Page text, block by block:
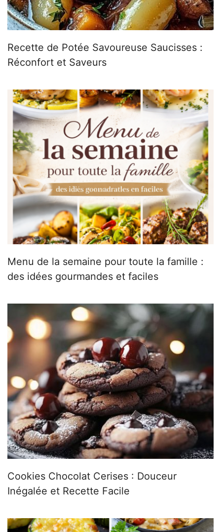
Recette de Potée Savoureuse Saucisses :
Réconfort et Saveurs
Menu de la semaine pour toute la famille :
des idées gourmandes et faciles
Cookies Chocolat Cerises : Douceur
Inégalée et Recette Facile